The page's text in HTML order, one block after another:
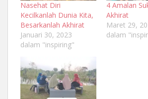
Nasehat Diri
Kecilkanlah Dunia Kita,
Besarkanlah Akhirat
Januari 30, 2023
dalam "inspiring"
4 Amalan
Akhirat
Maret 29,
dalam